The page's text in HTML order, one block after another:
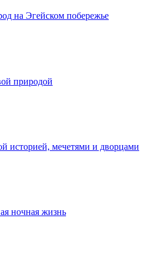
на Эгейском побережье
природой
историей, мечетями и дворцами
ночная жизнь